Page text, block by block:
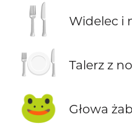
🍴 Widelec i
🍽️ Talerz z
🐸 Głowa